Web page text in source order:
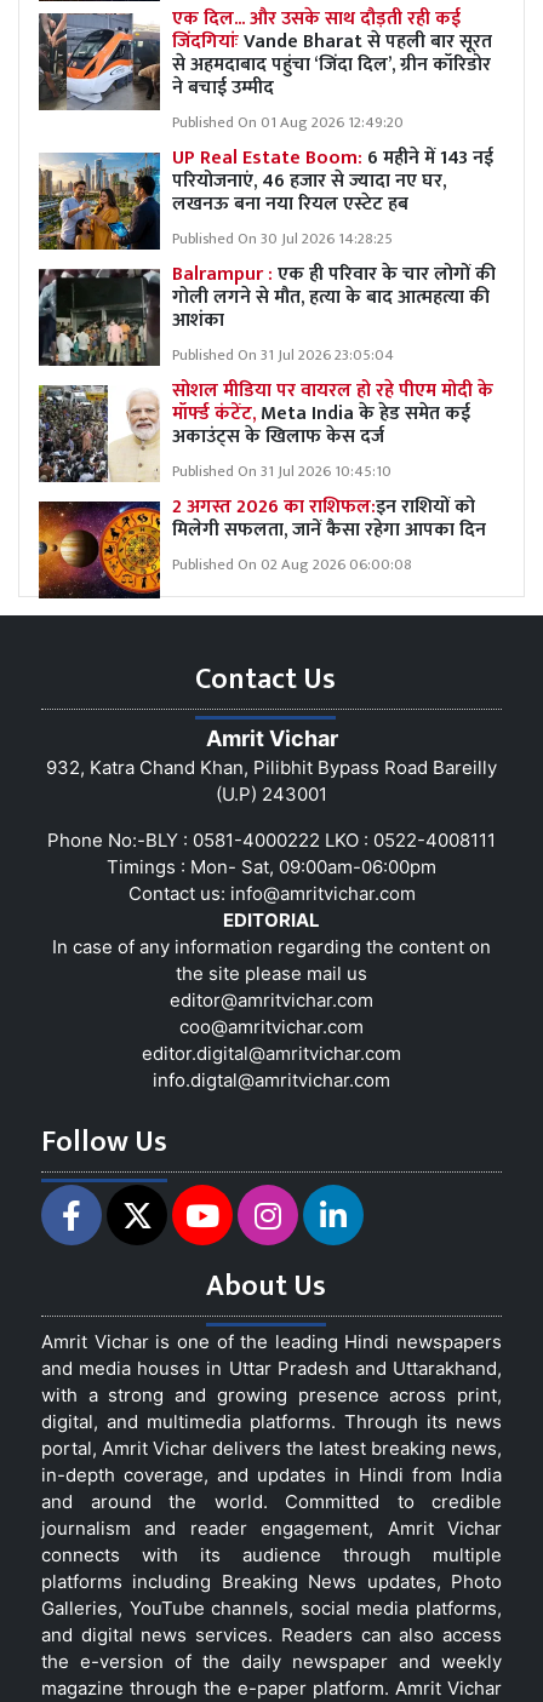
एक दिल... और उसके साथ दौड़ती रही कई
जिंदगियांःVande Bharat से पहली बार सूरत
से अहमदाबाद पहुंचा ‘जिंदा दिल’, ग्रीन कॉरिडोर
ने बचाई उम्मीद
Published On 01 Aug 2026 12:49:20
UP Real Estate Boom: 6 महीने में 143 नई
परियोजनाएं, 46 हजार से ज्यादा नए घर,
लखनऊ बना नया रियल एस्टेट हब
Published On 30 Jul 2026 14:28:25
Balrampur :एक ही परिवार के चार लोगों की
गोली लगने से मौत, हत्या के बाद आत्महत्या की
आशंका
Published On 31 Jul 2026 23:05:04
सोशल मीडिया पर वायरल हो रहे पीएम मोदी के
मॉर्फ्ड कंटेंट,Meta India के हेड समेत कई
अकाउंट्स के खिलाफ केस दर्ज
Published On 31 Jul 2026 10:45:10
2 अगस्त 2026 का राशिफल:इन राशियों को
मिलेगी सफलता, जानें कैसा रहेगा आपका दिन
Published On 02 Aug 2026 06:00:08
Contact Us
Amrit Vichar
932, Katra Chand Khan, Pilibhit Bypass Road Bareilly
(U.P) 243001
Phone No:-BLY : 0581-4000222 LKO : 0522-4008111
Timings : Mon- Sat, 09:00am-06:00pm
Contact us: info@amritvichar.com
EDITORIAL
In case of any information regarding the content on
the site please mail us
editor@amritvichar.com
coo@amritvichar.com
editor.digital@amritvichar.com
info.digtal@amritvichar.com
Follow Us
About Us
Amrit Vichar is one of the leading Hindi newspapers
and media houses in Uttar Pradesh and Uttarakhand,
with a strong and growing presence across print,
digital, and multimedia platforms. Through its news
portal, Amrit Vichar delivers the latest breaking news,
in-depth coverage, and updates in Hindi from India
and around the world. Committed to credible
journalism and reader engagement, Amrit Vichar
connects with its audience through multiple
platforms including Breaking News updates, Photo
Galleries, YouTube channels, social media platforms,
and digital news services. Readers can also access
the e-version of the daily newspaper and weekly
magazine through the e-paper platform. Amrit Vichar